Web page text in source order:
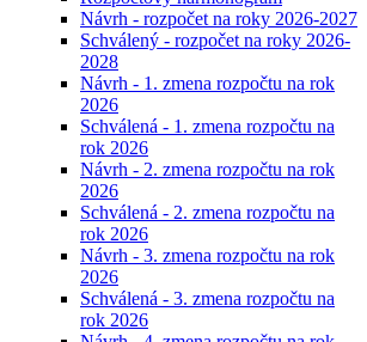
Návrh - rozpočet na roky 2026-2027
Schválený - rozpočet na roky 2026-
2028
Návrh - 1. zmena rozpočtu na rok
2026
Schválená - 1. zmena rozpočtu na
rok 2026
Návrh - 2. zmena rozpočtu na rok
2026
Schválená - 2. zmena rozpočtu na
rok 2026
Návrh - 3. zmena rozpočtu na rok
2026
Schválená - 3. zmena rozpočtu na
rok 2026